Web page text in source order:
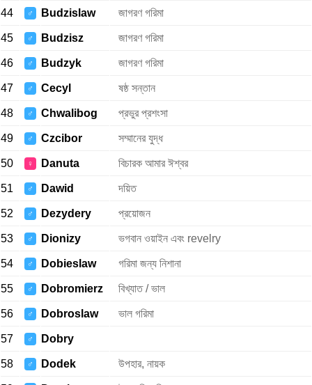
44 ♂ Budzislaw জাগরণ গরিমা
45 ♂ Budzisz জাগরণ গরিমা
46 ♂ Budzyk জাগরণ গরিমা
47 ♂ Cecyl ষষ্ঠ সন্তান
48 ♂ Chwalibog প্রভুর প্রশংসা
49 ♂ Czcibor সম্মানের যুদ্ধ
50 ♀ Danuta বিচারক আমার ঈশ্বর
51 ♂ Dawid দয়িত
52 ♂ Dezydery প্রয়োজন
53 ♂ Dionizy ভগবান ওয়াইন এবং revelry
54 ♂ Dobieslaw গরিমা জন্য নিশানা
55 ♂ Dobromierz বিখ্যাত / ভাল
56 ♂ Dobroslaw ভাল গরিমা
57 ♂ Dobry
58 ♂ Dodek উপহার, নায়ক